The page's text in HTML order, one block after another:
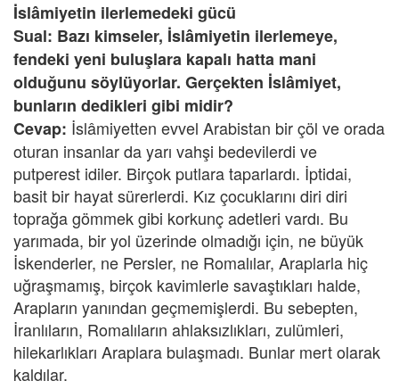
İslâmiyetin ilerlemedeki gücü
Sual: Bazı kimseler, İslâmiyetin ilerlemeye,
fendeki yeni buluşlara kapalı hatta mani
olduğunu söylüyorlar. Gerçekten İslâmiyet,
bunların dedikleri gibi midir?
Cevap: İslâmiyetten evvel Arabistan bir çöl ve orada
oturan insanlar da yarı vahşi bedevilerdi ve
putperest idiler. Birçok putlara taparlardı. İptidai,
basit bir hayat sürerlerdi. Kız çocuklarını diri diri
toprağa gömmek gibi korkunç adetleri vardı. Bu
yarımada, bir yol üzerinde olmadığı için, ne büyük
İskenderler, ne Persler, ne Romalılar, Araplarla hiç
uğraşmamış, birçok kavimlerle savaştıkları halde,
Arapların yanından geçmemişlerdi. Bu sebepten,
İranlıların, Romalıların ahlaksızlıkları, zulümleri,
hilekarlıkları Araplara bulaşmadı. Bunlar mert olarak
kaldılar.